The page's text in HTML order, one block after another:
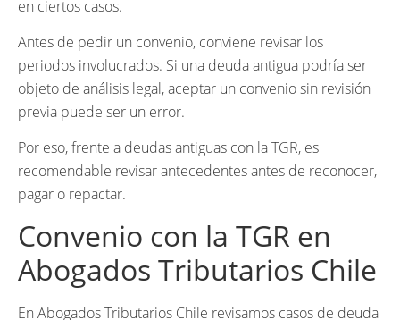
en ciertos casos.
Antes de pedir un convenio, conviene revisar los
periodos involucrados. Si una deuda antigua podría ser
objeto de análisis legal, aceptar un convenio sin revisión
previa puede ser un error.
Por eso, frente a deudas antiguas con la TGR, es
recomendable revisar antecedentes antes de reconocer,
pagar o repactar.
Convenio con la TGR en
Abogados Tributarios Chile
En Abogados Tributarios Chile revisamos casos de deuda